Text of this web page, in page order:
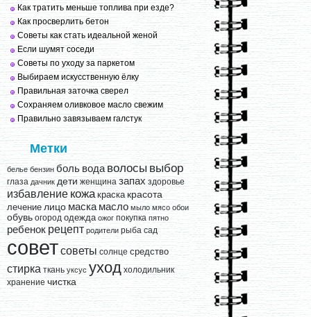
Как тратить меньше топлива при езде?
Как просверлить бетон
Советы как стать идеальной женой
Если шумят соседи
Советы по уходу за паркетом
Выбираем искусственную ёлку
Правильная заточка сверел
Сохраняем оливковое масло свежим
Правильно завязываем галстук
Метки
белье бензин боль вода волосы выбор
глаза дачник дети женщина запах здоровье
избавление кожа краска красота
лечение лицо маска масло мыло мясо обои
обувь огород одежда ожог покупка пятно
ребенок рецепт родители рыба сад
советсоветы солнце средство
стирка ткань уксус уход холодильник
хранение чистка